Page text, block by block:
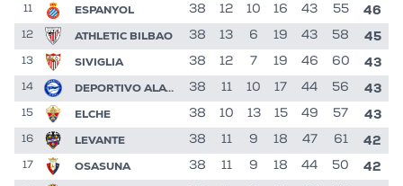
11 ESPANYOL 38 12 10 16 43 55 46
12 ATHLETIC BILBAO 38 13 6 19 43 58 45
13 SIVIGLIA 38 12 7 19 46 60 43
14 DEPORTIVO ALAVES 38 11 10 17 44 56 43
15 ELCHE 38 10 13 15 49 57 43
16 LEVANTE 38 11 9 18 47 61 42
17 OSASUNA 38 11 9 18 44 50 42